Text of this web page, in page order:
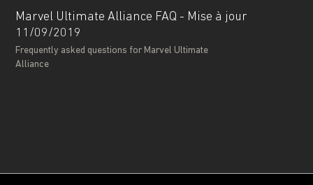
Marvel Ultimate Alliance FAQ - Mise à jour
11/09/2019
Frequently asked questions for Marvel Ultimate
Alliance